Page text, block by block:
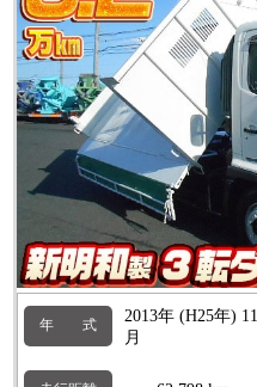
年 式
2013年 (H25年) 11
月